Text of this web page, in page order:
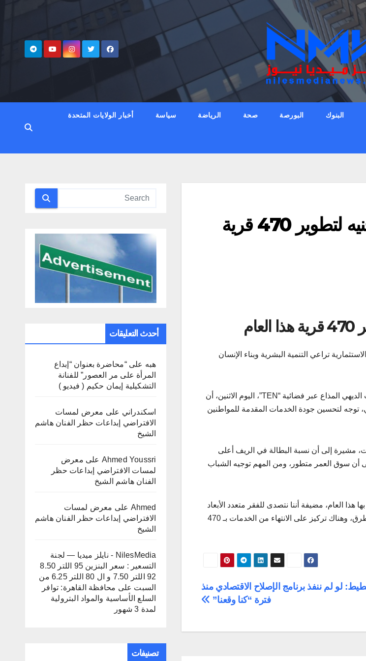
البنوك البورصة صحة الرياضة سياسة أخبار الولايات المتحدة
وزيرة التخطيط: تخصيص 8 مليار جنيه لتطوير 470 قرية
تراعي التنمية البشرية وبناء الإنسان
“، خلال حوارها مع برنامج “بالورقة والقلم” تقديم الإعلامي نشأت الديهي المذاع عبر فضائية “TEN”، اليوم الاثنين، أن
مليار جنيه بزيادة 70% عن العام الماضي، توجه لتحسين جودة الخدمات المقدمة للمواطنين
ونستهدف الوصول بها لـ 7% خلال 4 سنوات، مشيرة إلى أن نسبة البطالة في الريف أعلى
أن سوق العمر متطور، ومن المهم توجيه الشباب
بها هذا العام، مضيفة أننا نتصدى للفقر متعدد الأبعاد
بالتوسع في الخدمات الصحية والتعليمية وتقليل كثافة الفصول، وتحسين جودة الطرق، وهناك تركيز على الانتهاء من الخدمات بـ 470
لو لم ننفذ برنامج الإصلاح الاقتصادي منذ
فترة “كنا وقعنا”
أحدث التعليقات
هبه على“محاضرة بعنوان “إبداع
المرأة على مر العصور” للفنانة
التشكيلية إيمان حكيم ( فيديو )
اسكندراني على معرض لمسات
الافتراضي إبداعات حظر الفنان هاشم
الشيخ
Ahmed Youssri على معرض
لمسات الافتراضي إبداعات حظر
الفنان هاشم الشيخ
Ahmed على معرض لمسات
الافتراضي إبداعات حظر الفنان هاشم
الشيخ
NilesMedia - نايلز ميديا — لجنة
التسعير : سعر البنزين 95 اللتر 8.50
92 اللتر 7.50 و ال 80 اللتر 6.25 من
السبت على محافظة القاهرة: توافر
السلع الأساسية والمواد البترولية
لمدة 3 شهور
تصنيفات